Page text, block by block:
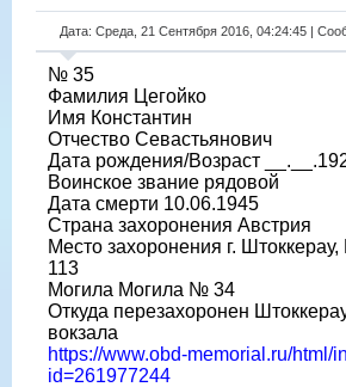
Дата: Среда, 21 Сентября 2016, 04:24:45 |
№ 35
Фамилия Цегойко
Имя Константин
Отчество Севастьянович
Дата рождения/Возраст
Воинское звание рядовой
Дата смерти 10.06.1945
Страна захоронения Австрия
Место захоронения г. Штоккерау,
113
Могила Могила № 34
Откуда перезахоронен
вокзала
https://www.obd-memorial.ru/html/
id=261977244